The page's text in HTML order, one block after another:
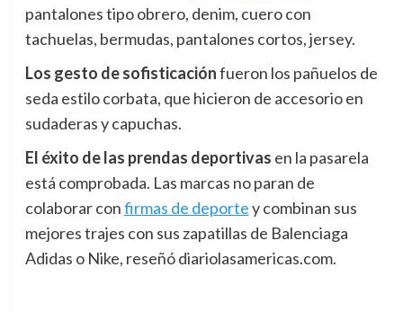
pantalones tipo obrero, denim, cuero con
tachuelas, bermudas, pantalones cortos, jersey.
Los gesto de sofisticaciónfueron los pañuelos de
seda estilo corbata, que hicieron de accesorio en
sudaderas y capuchas.
El éxito de las prendas deportivas en la pasarela
está comprobada. Las marcas no paran de
colaborar confirmas de deportey combinan sus
mejores trajes con sus zapatillas de Balenciaga
Adidas o Nike, reseñó diariolasamericas.com.